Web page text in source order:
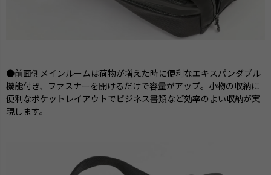
●前面側メインルームは荷物が増えた時に便利なエキスパンダブル
機能付き、ファスナーを開けるだけで容量がアップ。小物の収納に
便利なポケットレイアウトでビジネス書類など効率のよい収納が実
現します。